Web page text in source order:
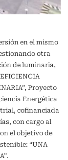
en el mismo
otra
de luminaria,
Proyecto
Energética
cofinanciada
con cargo al
el objetivo de
“UNA